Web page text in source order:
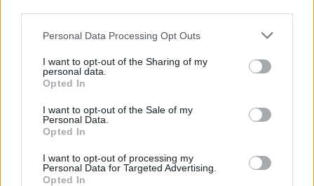
Personal Data Processing Opt Outs
I want to opt-out of the Sharing of my
personal data.
Opted In
I want to opt-out of the Sale of my
Personal Data.
Opted In
I want to opt-out of processing my
Personal Data for Targeted Advertising.
Opted In